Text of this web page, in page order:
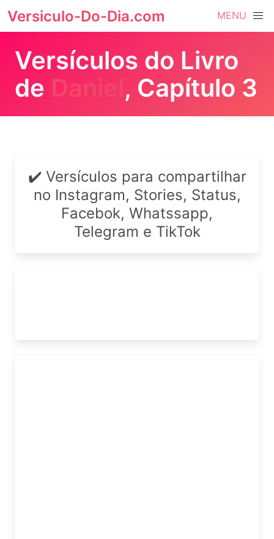
Versiculo-Do-Dia.com MENU
Versículos do Livro
de Daniel , Capítulo 3
✔️ Versículos para compartilhar
no Instagram, Stories, Status,
Facebok, Whatssapp,
Telegram e TikTok